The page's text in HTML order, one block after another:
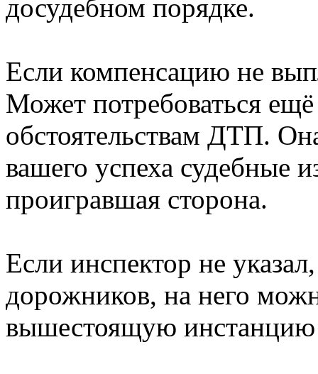
досудебном порядке.
Если компенсацию не
Может потребоваться
обстоятельствам ДТП.
вашего успеха судебные
проигравшая сторона.
Если инспектор не
дорожников, на него
вышестоящую инстанцию